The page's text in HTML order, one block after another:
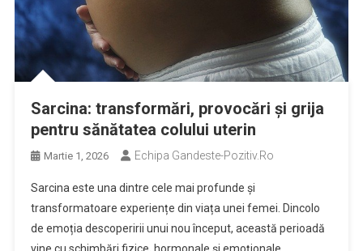
Sarcina: transformări, provocări și grija
pentru sănătatea colului uterin
Martie 1, 2026 Echipa Gandeste-Pozitiv.ro
Sarcina este una dintre cele mai profunde și
transformatoare experiențe din viața unei femei. Dincolo
de emoția descoperirii unui nou început, această perioadă